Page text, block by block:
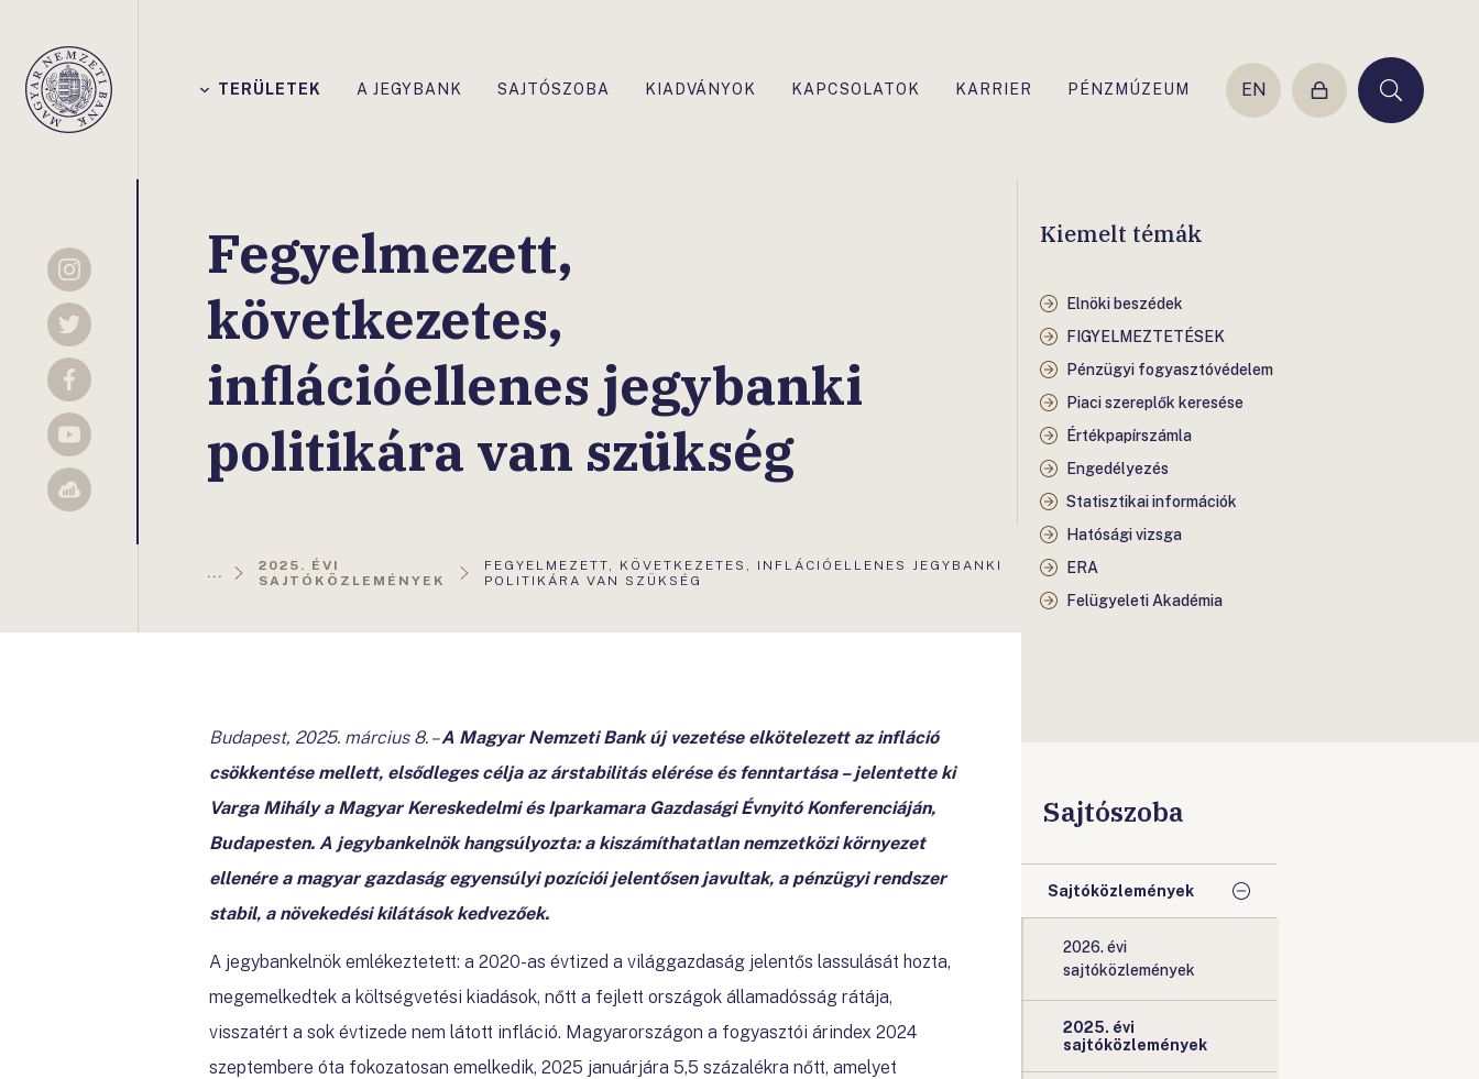
Magyar
Nemzeti
TERÜLETEK A JEGYBANK SAJTÓSZOBA KIADVÁNYOK KAPCSOLATOK KARRIER PÉNZMÚZEUM EN
Belépés Keresés
Instagram
Twitter
Facebook
YouTube
Sellsy
Fegyelmezett,
következetes,
inflációellenes jegybanki
politikára van szükség
...
2025. ÉVI
SAJTÓKÖZLEMÉNYEK
AKTUÁLIS
OLDAL:
FEGYELMEZETT, KÖVETKEZETES, INFLÁCIÓELLENES JEGYBANKI
POLITIKÁRA VAN SZÜKSÉG
Kiemelt témák
Elnöki beszédek
FIGYELMEZTETÉSEK
Pénzügyi fogyasztóvédelem
Piaci szereplők keresése
Értékpapírszámla
Engedélyezés
Statisztikai információk
Hatósági vizsga
ERA
Felügyeleti Akadémia
Budapest, 2025. március 8. –A Magyar Nemzeti Bank új vezetése elkötelezett az infláció
csökkentése mellett, elsődleges célja az árstabilitás elérése és fenntartása – jelentette ki
Varga Mihály a Magyar Kereskedelmi és Iparkamara Gazdasági Évnyitó Konferenciáján,
Budapesten. A jegybankelnök hangsúlyozta: a kiszámíthatatlan nemzetközi környezet
ellenére a magyar gazdaság egyensúlyi pozíciói jelentősen javultak, a pénzügyi rendszer
stabil, a növekedési kilátások kedvezőek.
A jegybankelnök emlékeztetett: a 2020-as évtized a világgazdaság jelentős lassulását hozta,
megemelkedtek a költségvetési kiadások, nőtt a fejlett országok államadósság rátája,
visszatért a sok évtizede nem látott infláció. Magyarországon a fogyasztói árindex 2024
szeptembere óta fokozatosan emelkedik, 2025 januárjára 5,5 százalékra nőtt, amelyet
Sajtószoba
Sajtóközlemények
2026. évi
sajtóközlemények
2025. évi
sajtóközlemények